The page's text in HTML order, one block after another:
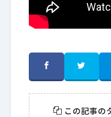
この記事の